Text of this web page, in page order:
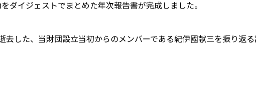
ダイジェストでまとめた年次報告書が完成しました。
去した、当財団設立当初からのメンバーである紀伊國献三を振り返る